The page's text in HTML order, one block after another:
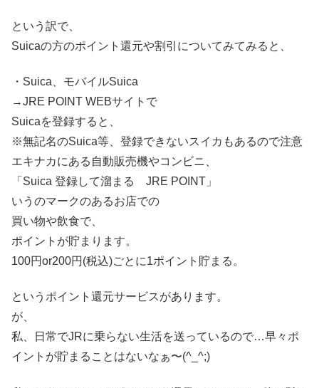
という訳で、
Suicaの方のポイント還元や割引についてみてみると、
・Suica、モバイルSuica
→JRE POINT WEBサイトで
Suicaを登録すると、
※無記名のSuica等、登録できないスイカもあるので注意
エキナカにある自動販売機やコンビニ、
「Suica 登録して溜まる JRE POINT」
いうのマークのあるお店での
買い物や飲食で、
ポイントが貯まります。
100円or200円 (税込)ごとに1ポイント貯まる。
というポイント還元サービスがあります。
が、
私、日常でJRに乗らない生活を送っているので…早々ポ
イントが貯まることはないなぁ〜(^_^;)